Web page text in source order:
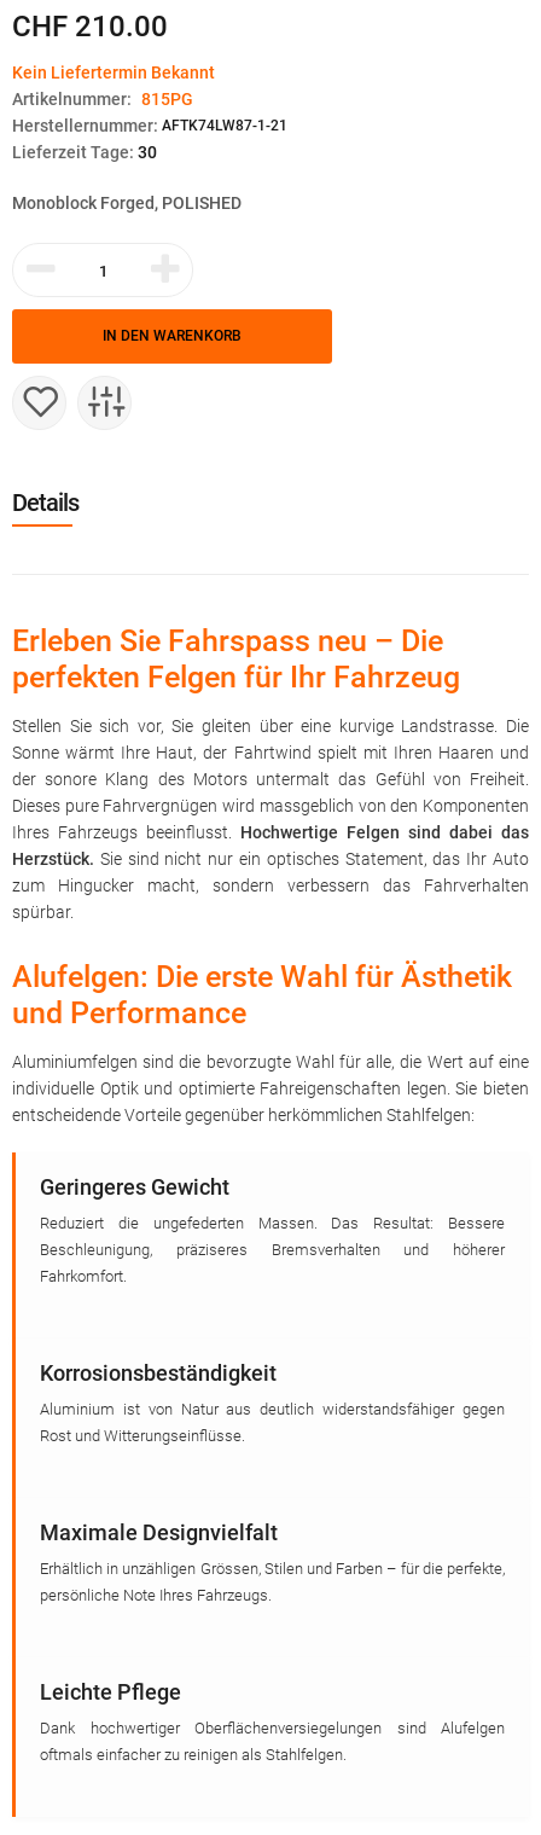
CHF 210.00
Kein Liefertermin Bekannt
Artikelnummer: 815PG
Herstellernummer: AFTK74LW87-1-21
Lieferzeit Tage: 30
Monoblock Forged, POLISHED
IN DEN WARENKORB
Details
Erleben Sie Fahrspass neu – Die
perfekten Felgen für Ihr Fahrzeug
Stellen Sie sich vor, Sie gleiten über eine kurvige Landstrasse. Die
Sonne wärmt Ihre Haut, der Fahrtwind spielt mit Ihren Haaren und
der sonore Klang des Motors untermalt das Gefühl von Freiheit.
Dieses pure Fahrvergnügen wird massgeblich von den Komponenten
Ihres Fahrzeugs beeinflusst. Hochwertige Felgen sind dabei das
Herzstück. Sie sind nicht nur ein optisches Statement, das Ihr Auto
zum Hingucker macht, sondern verbessern das Fahrverhalten
spürbar.
Alufelgen: Die erste Wahl für Ästhetik
und Performance
Aluminiumfelgen sind die bevorzugte Wahl für alle, die Wert auf eine
individuelle Optik und optimierte Fahreigenschaften legen. Sie bieten
entscheidende Vorteile gegenüber herkömmlichen Stahlfelgen:
Geringeres Gewicht
Reduziert die ungefederten Massen. Das Resultat: Bessere
Beschleunigung, präziseres Bremsverhalten und höherer
Fahrkomfort.
Korrosionsbeständigkeit
Aluminium ist von Natur aus deutlich widerstandsfähiger gegen
Rost und Witterungseinflüsse.
Maximale Designvielfalt
Erhältlich in unzähligen Grössen, Stilen und Farben – für die perfekte,
persönliche Note Ihres Fahrzeugs.
Leichte Pflege
Dank hochwertiger Oberflächenversiegelungen sind Alufelgen
oftmals einfacher zu reinigen als Stahlfelgen.